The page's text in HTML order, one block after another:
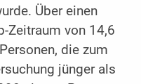
Über einen
Zeitraum von 14,6
die zum
jünger als